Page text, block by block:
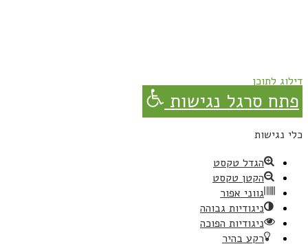
דילוג לתוכן
פתח סרגל נגישות
כלי נגישות
הגדל טקסט
הקטן טקסט
גווני אפור
ניגודיות גבוהה
ניגודיות הפוכה
רקע בהיר